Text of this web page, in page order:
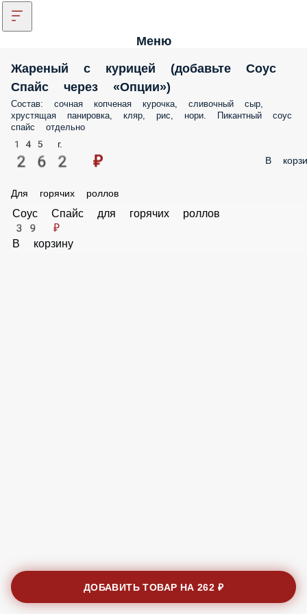
Меню
Жареный с курицей (добавьте Соус
Спайс через «Опции»)
Состав: сочная копченая курочка, сливочный сыр,
хрустящая панировка, кляр, рис, нори. Пикантный соус
спайс отдельно
145 г.
262 ₽ В
Для горячих роллов
Соус Спайс для горячих роллов
39 ₽
В корзину
ДОБАВИТЬ ТОВАР НА262 ₽